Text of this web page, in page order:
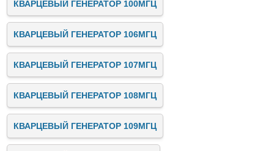
КВАРЦЕВЫЙ ГЕНЕРАТОР 100МГЦ
КВАРЦЕВЫЙ ГЕНЕРАТОР 106МГЦ
КВАРЦЕВЫЙ ГЕНЕРАТОР 107МГЦ
КВАРЦЕВЫЙ ГЕНЕРАТОР 108МГЦ
КВАРЦЕВЫЙ ГЕНЕРАТОР 109МГЦ